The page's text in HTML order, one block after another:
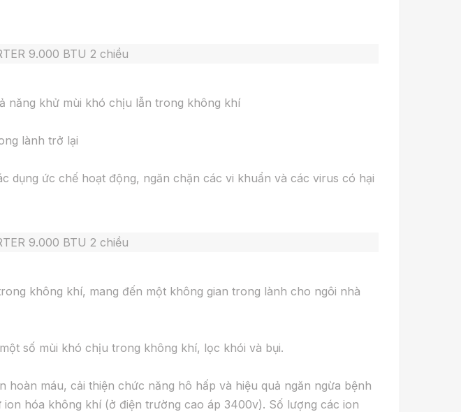
năng khử mùi khó chịu lẫn trong không khí
lành trở lại
dụng ức chế hoạt động, ngăn chặn các vi khuẩn và các virus có hại
không khí, mang đến một không gian trong lành cho ngôi nhà
số mùi khó chịu trong không khí, lọc khói và bụi.
máu, cải thiện chức năng hô hấp và hiệu quả ngăn ngừa bệnh
hóa không khí (ở điện trường cao áp 3400v). Số lượng các ion